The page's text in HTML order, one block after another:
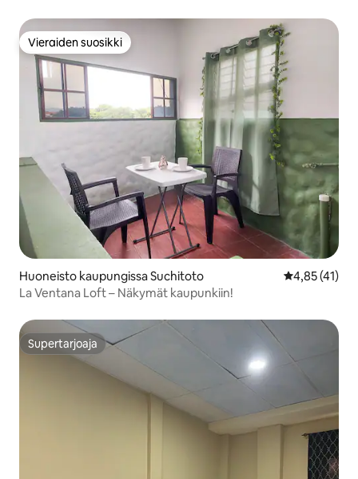
Vieraiden suosikki
Vieraiden suosikki
Huoneisto kaupungissa Suchitoto
4,85 (41)
La Ventana Loft – Näkymät kaupunkiin!
Supertarjoaja
Supertarjoaja